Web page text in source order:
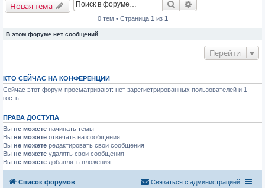
Новая тема Поиск
0 тем • Страница 1 из 1
В этом форуме нет сообщений.
Перейти
КТО СЕЙЧАС НА КОНФЕРЕНЦИИ
Сейчас этот форум просматривают: нет зарегистрированных пользователей и 1
гость
ПРАВА ДОСТУПА
Вы не можете начинать темы
Вы не можете отвечать на сообщения
Вы не можете редактировать свои сообщения
Вы не можете удалять свои сообщения
Вы не можете добавлять вложения
Список форумов Связаться с администрацией